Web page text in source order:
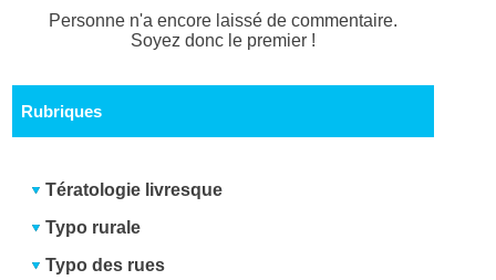
Personne n'a encore laissé de commentaire.
Soyez donc le premier !
Rubriques
Tératologie livresque
Typo rurale
Typo des rues